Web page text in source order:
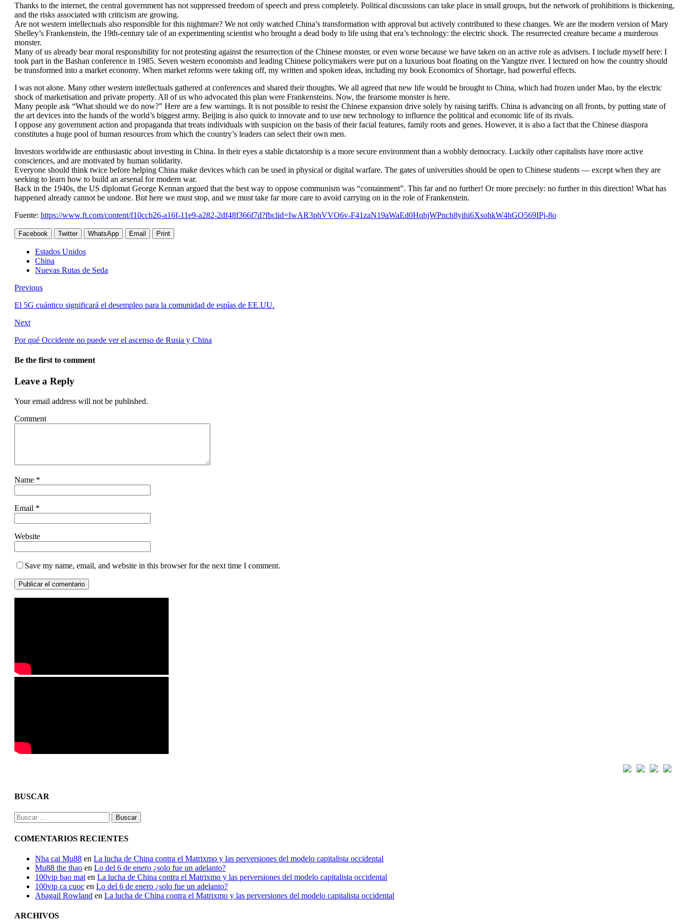
Thanks to the internet, the central government has not suppressed freedom of speech and press completely. Political discussions can take place in small groups, but the network of prohibitions is thickening,
and the risks associated with criticism are growing.
Are not western intellectuals also responsible for this nightmare? We not only watched China’s transformation with approval but actively contributed to these changes. We are the modern version of Mary
Shelley’s Frankenstein, the 19th-century tale of an experimenting scientist who brought a dead body to life using that era’s technology: the electric shock. The resurrected creature became a murderous
monster.
Many of us already bear moral responsibility for not protesting against the resurrection of the Chinese monster, or even worse because we have taken on an active role as advisers. I include myself here: I
took part in the Bashan conference in 1985. Seven western economists and leading Chinese policymakers were put on a luxurious boat floating on the Yangtze river. I lectured on how the country should
be transformed into a market economy. When market reforms were taking off, my written and spoken ideas, including my book Economics of Shortage, had powerful effects.
I was not alone. Many other western intellectuals gathered at conferences and shared their thoughts. We all agreed that new life would be brought to China, which had frozen under Mao, by the electric
shock of marketisation and private property. All of us who advocated this plan were Frankensteins. Now, the fearsome monster is here.
Many people ask “What should we do now?” Here are a few warnings. It is not possible to resist the Chinese expansion drive solely by raising tariffs. China is advancing on all fronts, by putting state of
the art devices into the hands of the world’s biggest army. Beijing is also quick to innovate and to use new technology to influence the political and economic life of its rivals.
I oppose any government action and propaganda that treats individuals with suspicion on the basis of their facial features, family roots and genes. However, it is also a fact that the Chinese diaspora
constitutes a huge pool of human resources from which the country’s leaders can select their own men.
Investors worldwide are enthusiastic about investing in China. In their eyes a stable dictatorship is a more secure environment than a wobbly democracy. Luckily other capitalists have more active
consciences, and are motivated by human solidarity.
Everyone should think twice before helping China make devices which can be used in physical or digital warfare. The gates of universities should be open to Chinese students — except when they are
seeking to learn how to build an arsenal for modern war.
Back in the 1940s, the US diplomat George Kennan argued that the best way to oppose communism was “containment”. This far and no further! Or more precisely: no further in this direction! What has
happened already cannot be undone. But here we must stop, and we must take far more care to avoid carrying on in the role of Frankenstein.
Fuente: https://www.ft.com/content/f10ccb26-a16f-11e9-a282-2df48f366f7d?fbclid=IwAR3phVVO6v-F41zaN19aWaEd0HqhjWPnch8yihi6XsohkW4hGO569IPj-8o
Facebook Twitter WhatsApp Email Print
Estados Unidos
China
Nuevas Rutas de Seda
Previous
El 5G cuántico significará el desempleo para la comunidad de espías de EE.UU.
Next
Por qué Occidente no puede ver el ascenso de Rusia y China
Be the first to comment
Leave a Reply
Your email address will not be published.
Comment
Name *
Email *
Website
Save my name, email, and website in this browser for the next time I comment.
BUSCAR
Buscar:
COMENTARIOS RECIENTES
Nha cai Mu88 en La lucha de China contra el Matrixmo y las perversiones del modelo capitalista occidental
Mu88 the thao en Lo del 6 de enero ¿solo fue un adelanto?
100vip bao mat en La lucha de China contra el Matrixmo y las perversiones del modelo capitalista occidental
100vip ca cuoc en Lo del 6 de enero ¿solo fue un adelanto?
Abagail Rowland en La lucha de China contra el Matrixmo y las perversiones del modelo capitalista occidental
ARCHIVOS